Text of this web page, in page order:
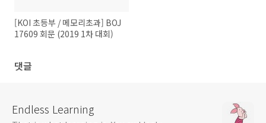
[KOI 초등부 / 메모리초과] BOJ
17609 회문 (2019 1차 대회)
댓글
Endless Learning